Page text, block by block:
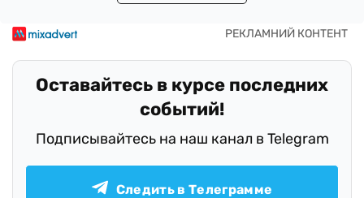
Оставайтесь в курсе последних
событий!
Подписывайтесь на наш канал в Telegram
Следить в Телеграмме